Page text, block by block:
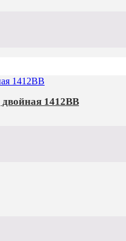
1412BB